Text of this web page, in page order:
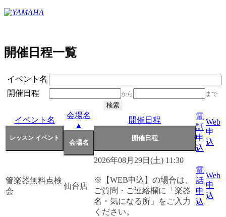
開催日程一覧
イベント名
開催日程
から まで
イベント名
会場名
▲
開催日程
電
話
申
込
Web
申
込
管楽器無料点検
会
仙台店
2026年08月29日(土) 11:30
※【WEB申込】の場合は、
ご質問・ご連絡欄に「楽器
名・気になる所」をご入力
ください。
電
話
申
込
Web
申
込